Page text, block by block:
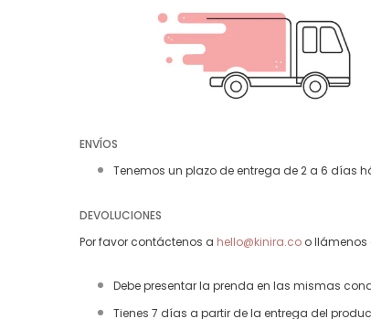
ENVÍOS
Tenemos un plazo de entrega de 2 a 6 días
DEVOLUCIONES
Por favor contáctenos a hello@kinira.co o llámenos
Debe presentar la prenda en las mismas
Tienes 7 días a partir de la entrega del